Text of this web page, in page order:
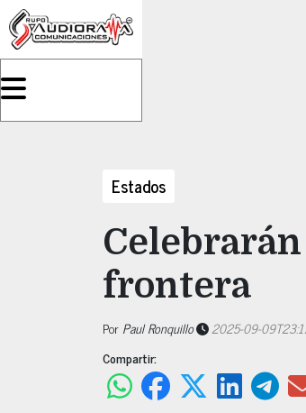
Estados
frontera
Por Paul Ronquillo
2025-09-
Compartir: